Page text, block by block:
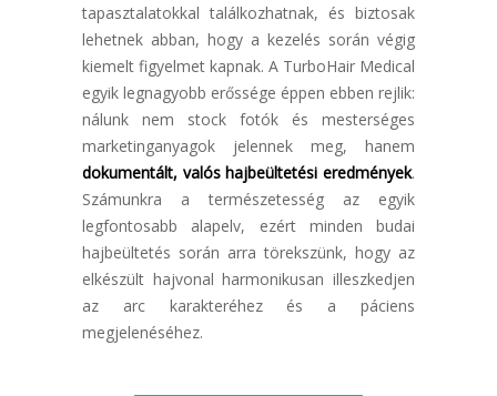
tapasztalatokkal találkozhatnak, és biztosak
lehetnek abban, hogy a kezelés során végig
kiemelt figyelmet kapnak. A TurboHair Medical
egyik legnagyobb erőssége éppen ebben rejlik:
nálunk nem stock fotók és mesterséges
marketinganyagok jelennek meg, hanem
dokumentált, valós hajbeültetési eredmények.
Számunkra a természetesség az egyik
legfontosabb alapelv, ezért minden budai
hajbeültetés során arra törekszünk, hogy az
elkészült hajvonal harmonikusan illeszkedjen
az arc karakteréhez és a páciens
megjelenéséhez.